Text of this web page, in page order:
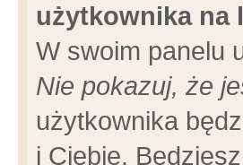
użytkownika na
W swoim panelu
Nie pokazuj, że
użytkownika
i Ciebie.